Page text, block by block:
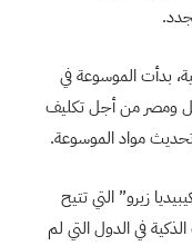
بدأت الموسوعة في
ومصر من أجل تكليف
مواد الموسوعة.
زيرو” التي تتيح
في الدول التي لم